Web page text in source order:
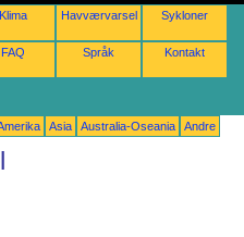
Klima Havværvarsel Sykloner
FAQ Språk Kontakt
Asia Australia-Oseania Andre